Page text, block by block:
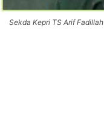
Sekda Kepri TS Arif Fadillah